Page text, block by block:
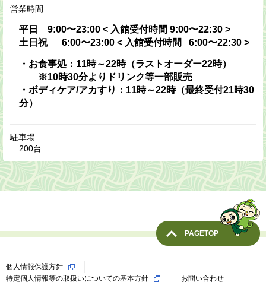
営業時間
平日 9:00〜23:00 < 入館受付時間 9:00〜22:30 >
土日祝 6:00〜23:00 < 入館受付時間 6:00〜22:30 >
・お食事処：11時～22時（ラストオーダー22時）
※10時30分よりドリンク等一部販売
・ボディケア/アカすり：11時～22時（最終受付21時30
分）
駐車場
200台
PAGETOP
個人情報保護方針
特定個人情報等の取扱いについての基本方針
お問い合わせ